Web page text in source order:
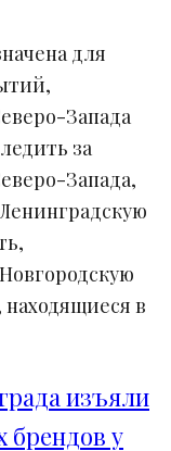
для
Запада
за
Запада,
находящиеся в
изъяли
брендов у